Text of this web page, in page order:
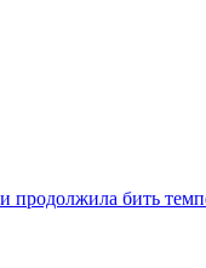
продолжила бить